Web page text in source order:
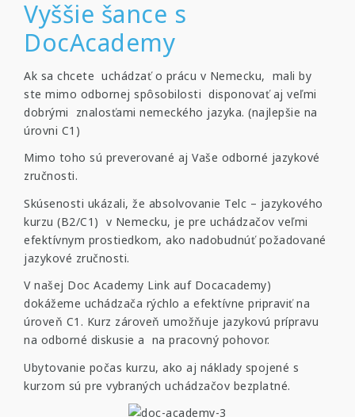
Vyššie šance s
DocAcademy
Ak sa chcete uchádzať o prácu v Nemecku, mali by
ste mimo odbornej spôsobilosti disponovať aj veľmi
dobrými znalosťami nemeckého jazyka. (najlepšie na
úrovni C1)
Mimo toho sú preverované aj Vaše odborné jazykové
zručnosti.
Skúsenosti ukázali, že absolvovanie Telc – jazykového
kurzu (B2/C1) v Nemecku, je pre uchádzačov veľmi
efektívnym prostiedkom, ako nadobudnúť požadované
jazykové zručnosti.
V našej Doc Academy Link auf Docacademy)
dokážeme uchádzača rýchlo a efektívne pripraviť na
úroveň C1. Kurz zároveň umožňuje jazykovú prípravu
na odborné diskusie a na pracovný pohovor.
Ubytovanie počas kurzu, ako aj náklady spojené s
kurzom sú pre vybraných uchádzačov bezplatné.